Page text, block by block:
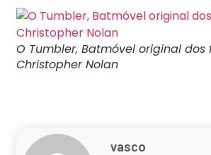
O Tumbler, Batmóvel original dos
Christopher Nolan
vasco